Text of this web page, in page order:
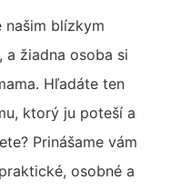
našim blízkym
a žiadna osoba si
Hľadáte ten
ktorý ju poteší a
Prinášame vám
osobné a